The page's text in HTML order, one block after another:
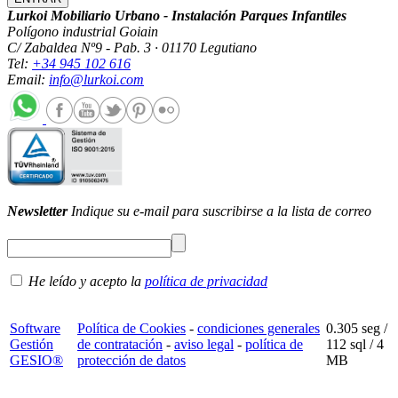
Lurkoi Mobiliario Urbano - Instalación Parques Infantiles
Polígono industrial Goiain
C/ Zabaldea Nº9 - Pab. 3 · 01170 Legutiano
Tel: +34 945 102 616
Email: info@lurkoi.com
NewsletterIndique su e-mail para suscribirse a la lista de correo
He leído y acepto la política de privacidad
Software
Gestión
GESIO®
Política de Cookies - condiciones generales
de contratación - aviso legal - política de
protección de datos
0.305 seg /
112 sql / 4
MB